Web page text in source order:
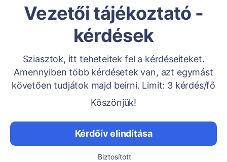
Vezetői tájékoztató -
kérdések
Sziasztok, itt teheteitek fel a kérdéseiteket.
Amennyiben több kérdésetek van, azt egymást
követően tudjátok majd beírni. Limit: 3 kérdés/fő
Köszönjük!
Kérdőív elindítása
Biztosított